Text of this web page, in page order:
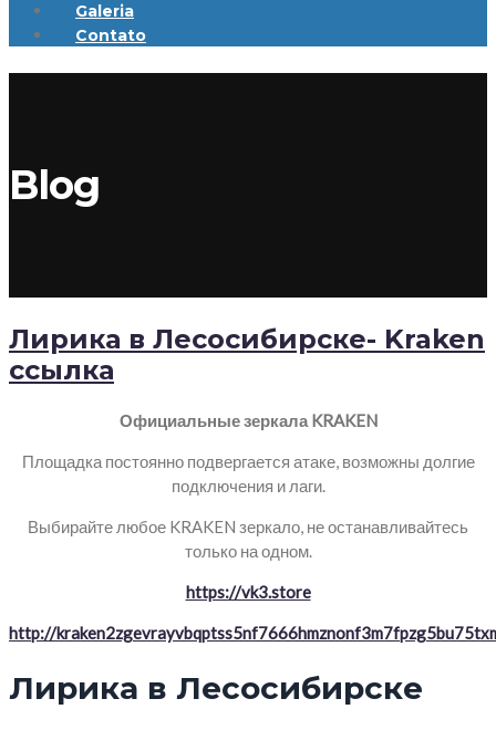
Galeria
Contato
Blog
Лирика в Лесосибирске- Kraken
ссылка
Официальные зеркала KRAKEN
Площадка постоянно подвергается атаке, возможны долгие
подключения и лаги.
Выбирайте любое KRAKEN зеркало, не останавливайтесь
только на одном.
https://vk3.store
http://
Лирика в Лесосибирске